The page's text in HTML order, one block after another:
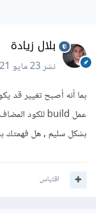
بلال زيادة
نشر23 مايو 2021
بما أنه أصبح تغيير قد
بشكل سليم , هل فهمتك
اقتباس